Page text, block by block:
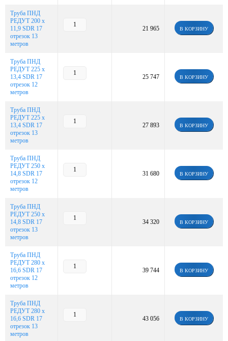
Труба ПНД
РЕДУТ 200 х
11,9 SDR 17
отрезок 13
метров
21 965 В КОРЗИНУ
Труба ПНД
РЕДУТ 225 х
13,4 SDR 17
отрезок 12
метров
25 747 В КОРЗИНУ
Труба ПНД
РЕДУТ 225 х
13,4 SDR 17
отрезок 13
метров
27 893 В КОРЗИНУ
Труба ПНД
РЕДУТ 250 х
14,8 SDR 17
отрезок 12
метров
31 680 В КОРЗИНУ
Труба ПНД
РЕДУТ 250 х
14,8 SDR 17
отрезок 13
метров
34 320 В КОРЗИНУ
Труба ПНД
РЕДУТ 280 х
16,6 SDR 17
отрезок 12
метров
39 744 В КОРЗИНУ
Труба ПНД
РЕДУТ 280 х
16,6 SDR 17
отрезок 13
метров
43 056 В КОРЗИНУ